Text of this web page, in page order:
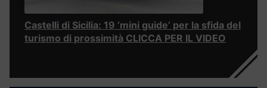
Castelli di Sicilia: 19 ‘mini guide’ per la sfida del
turismo di prossimità CLICCA PER IL VIDEO